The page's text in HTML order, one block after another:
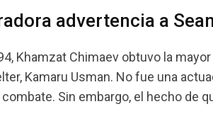
advertencia a
Khamzat Chimaev obtuvo la
Kamaru Usman. No fue una
Sin embargo, el hecho de